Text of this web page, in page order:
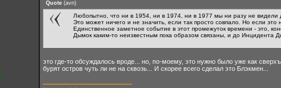
Quote(avn)
Любопытно, что ни в 1954, ни в 1974, ни в 1977 мы ни разу не видели
Это может ничего и не значить, если так просто совпало. Но если
Единственное заметное событие в этот промежуток времени - это,
Дымок каким-то неизвестным пока образом связаны, и до Инцидента
это где-то обсуждалось вроде... но, по-моему, это нужно было уже как
бурят остров чуть ли не на сквозь... И скорее всего сделал это Блэкмен...